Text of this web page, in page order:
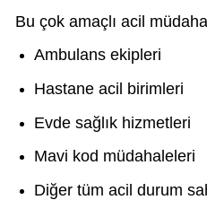
Bu çok amaçlı acil
Ambulans ekipleri
Hastane acil birimleri
Evde sağlık hizmetleri
Mavi kod müdahaleleri
Diğer tüm acil durum